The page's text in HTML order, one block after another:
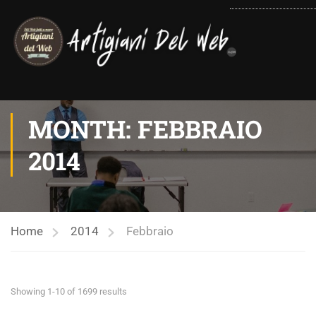
MONTH: FEBBRAIO
2014
Home 2014 Febbraio
Showing 1-10 of 1699 results